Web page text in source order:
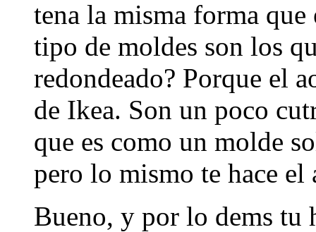
tena la misma forma
tipo de moldes son los
redondeado? Porque el
de Ikea. Son un poco
que es como un molde
pero lo mismo te hace el
Bueno, y por lo dems tu